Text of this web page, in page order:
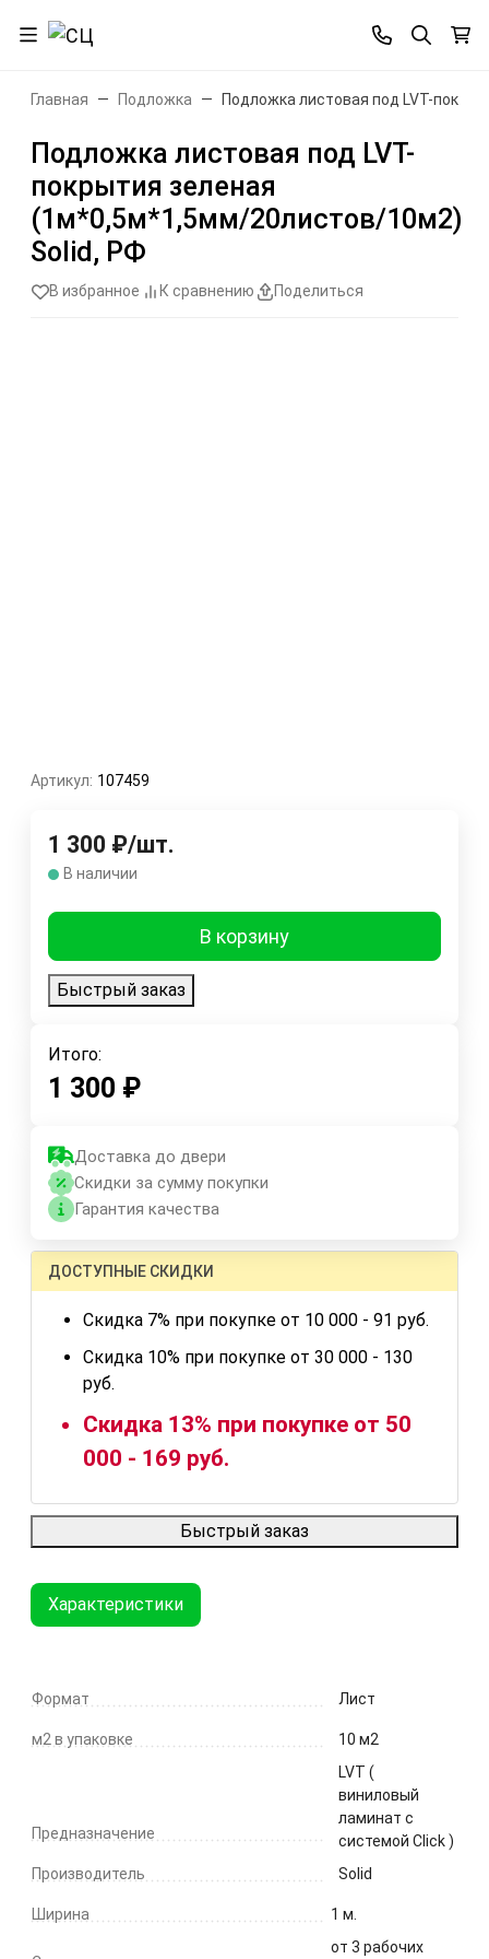
Главная Подложка Подложка листовая под LVT-
Подложка листовая под LVT-
покрытия зеленая
(1м*0,5м*1,5мм/20листов/10м2)
Solid, РФ
В избранное К сравнению Поделиться
Артикул: 107459
1 300 ₽/шт.
В наличии
В корзину
Быстрый заказ
Итого:
1 300 ₽
Доставка до двери
Скидки за сумму покупки
Гарантия качества
ДОСТУПНЫЕ СКИДКИ
Скидка 7% при покупке от 10 000 - 91 руб.
Скидка 10% при покупке от 30 000 - 130
руб.
Скидка 13% при покупке от 50
000 - 169 руб.
Быстрый заказ
Характеристики
Формат Лист
м2 в упаковке 10 м2
Предназначение
LVT (
виниловый
ламинат с
системой Click )
Производитель
Solid
Ширина 1 м.
от 3 рабочих